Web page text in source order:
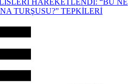
TURŞUSU?” TEPKİLERİ